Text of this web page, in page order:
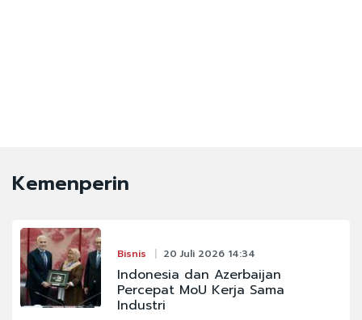
Kemenperin
Bisnis 20 Juli 2026 14:34
Indonesia dan Azerbaijan
Percepat MoU Kerja Sama
Industri